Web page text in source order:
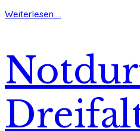
Weiterlesen ...